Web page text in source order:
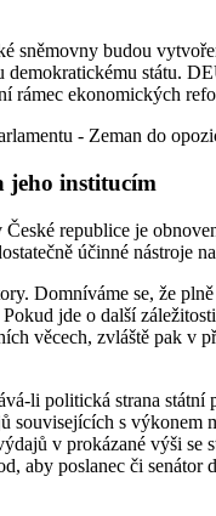
sněmovny budou
státu.
rámec ekonomických
- Zeman do
jeho institucím
republice je
účinné nástroje
Domníváme se, že
jde o další
věcech, zvláště pak v
li politická strana
souvisejících s výkonem
v prokázané výši
aby poslanec či